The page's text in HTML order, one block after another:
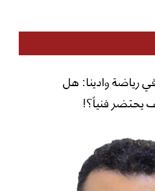
رياضة وادينا: هل
فنياً؟!